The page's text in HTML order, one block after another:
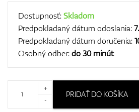
Darčekové
Dostupnosť:Skladom
Predpokladaný dátum odoslania:
Predpokladaný dátum doručenia:
Osobný odber:do 30 minút
+
-
PRIDAŤ DO KOŠÍKA